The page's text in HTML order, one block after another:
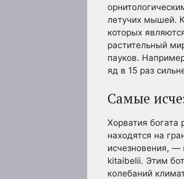
летучих мышей.
которых
растительный
пауков.
яд в 15 раз
Самые
Хорватия богата
находятся на
исчезновения, —
kitaibelii. Этим
колебаний